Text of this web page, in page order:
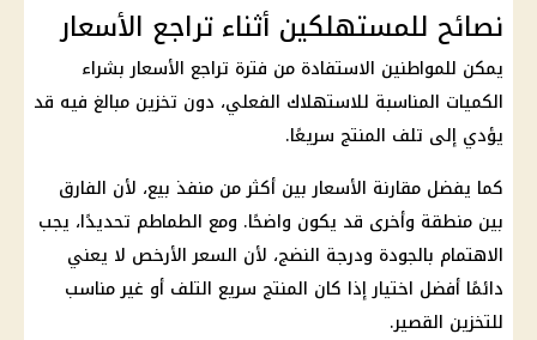
نصائح للمستهلكين أثناء تراجع الأسعار
يمكن للمواطنين الاستفادة من فترة تراجع الأسعار بشراء
الكميات المناسبة للاستهلاك الفعلي، دون تخزين مبالغ فيه قد
يؤدي إلى تلف المنتج سريعًا.
كما يفضل مقارنة الأسعار بين أكثر من منفذ بيع، لأن الفارق
بين منطقة وأخرى قد يكون واضحًا. ومع الطماطم تحديدًا، يجب
الاهتمام بالجودة ودرجة النضج، لأن السعر الأرخص لا يعني
دائمًا أفضل اختيار إذا كان المنتج سريع التلف أو غير مناسب
للتخزين القصير.